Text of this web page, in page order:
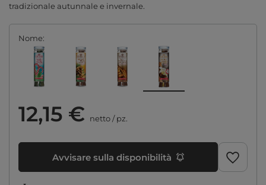
tradizionale autunnale e invernale.
Nome
12,15 € netto/pz.
Avvisare sulla disponibilità